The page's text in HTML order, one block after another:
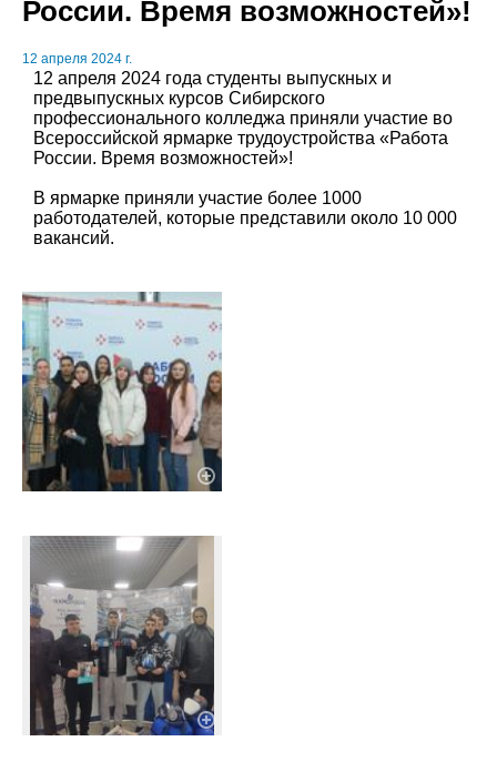
России. Время возможностей»!
12 апреля 2024 г.
12 апреля 2024 года студенты выпускных и
предвыпускных курсов Сибирского
профессионального колледжа приняли участие во
Всероссийской ярмарке трудоустройства «Работа
России. Время возможностей»!
В ярмарке приняли участие более 1000
работодателей, которые представили около 10 000
вакансий.